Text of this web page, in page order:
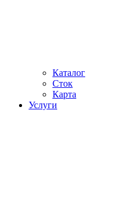
Каталог
Сток
Карта
Услуги